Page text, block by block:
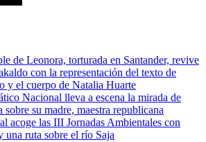
de Leonora, torturada en Santander, revive
con la representación del texto de
y el cuerpo de Natalia Huarte
Nacional lleva a escena la mirada de
sobre su madre, maestra republicana
acoge las III Jornadas Ambientales con
una ruta sobre el río Saja